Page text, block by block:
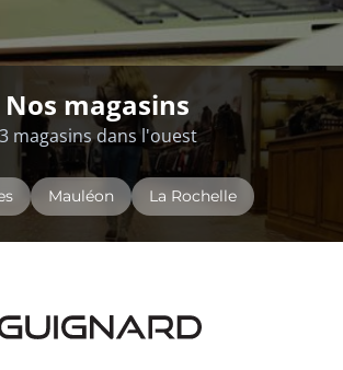
Nos magasins
3 magasins dans l'ouest
Mauléon La Rochelle